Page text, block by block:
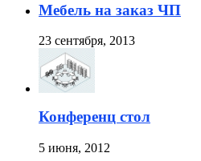
Мебель на заказ ЧП
23 сентября, 2013
Конференц стол
5 июня, 2012